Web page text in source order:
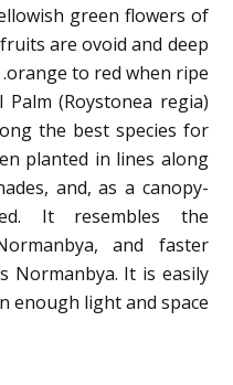
green flowers of
are ovoid and deep
orange to red when ripe.
(Roystonea regia)
the best species for
planted in lines along
and, as a canopy-
It resembles the
and faster
Normanbya. It is easily
enough light and space.